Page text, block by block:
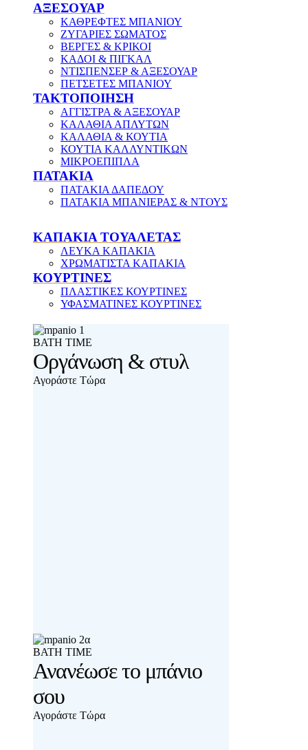
ΑΞΕΣΟΥΑΡ
ΚΑΘΡΕΦΤΕΣ ΜΠΑΝΙΟΥ
ΖΥΓΑΡΙΕΣ ΣΩΜΑΤΟΣ
ΒΕΡΓΕΣ & ΚΡΙΚΟΙ
ΚΑΔΟΙ & ΠΙΓΚΑΛ
ΝΤΙΣΠΕΝΣΕΡ & ΑΞΕΣΟΥΑΡ
ΠΕΤΣΕΤΕΣ ΜΠΑΝΙΟΥ
ΤΑΚΤΟΠΟΙΗΣΗ
ΑΓΓΙΣΤΡΑ & ΑΞΕΣΟΥΑΡ
ΚΑΛΑΘΙΑ ΑΠΛΥΤΩΝ
ΚΑΛΑΘΙΑ & ΚΟΥΤΙΑ
ΚΟΥΤΙΑ ΚΑΛΛΥΝΤΙΚΩΝ
ΜΙΚΡΟΕΠΙΠΛΑ
ΠΑΤΑΚΙΑ
ΠΑΤΑΚΙΑ ΔΑΠΕΔΟΥ
ΠΑΤΑΚΙΑ ΜΠΑΝΙΕΡΑΣ & ΝΤΟΥΣ
ΚΑΠΑΚΙΑ ΤΟΥΑΛΕΤΑΣ
ΛΕΥΚΑ ΚΑΠΑΚΙΑ
ΧΡΩΜΑΤΙΣΤΑ ΚΑΠΑΚΙΑ
ΚΟΥΡΤΙΝΕΣ
ΠΛΑΣΤΙΚΕΣ ΚΟΥΡΤΙΝΕΣ
ΥΦΑΣΜΑΤΙΝΕΣ ΚΟΥΡΤΙΝΕΣ
ΒΑΤΗ ΤΙΜΕ
Οργάνωση & στυλ
Αγοράστε Τώρα
BATH TIME
Ανανέωσε το μπάνιο
σου
Αγοράστε Τώρα